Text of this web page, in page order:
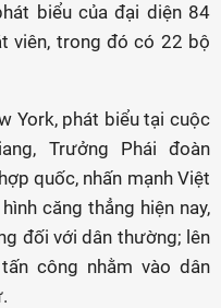
biểu của đại diện 84
viên, trong đó có 22 bộ
York, phát biểu tại cuộc
Trưởng Phái đoàn
quốc, nhấn mạnh Việt
căng thẳng hiện nay,
đối với dân thường; lên
công nhằm vào dân